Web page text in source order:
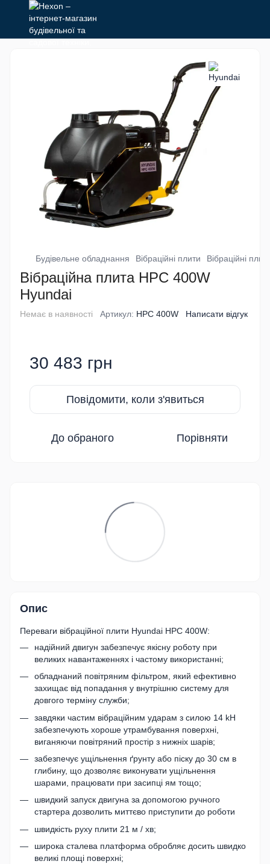
Будівельне обладнання Вібраційні плити Вібраційні
Вібраційна плита HPC 400W
Hyundai
Немає в наявності Артикул: HPC 400W Написати відгук
30 483 грн
Повідомити, коли з'явиться
До обраного Порівняти
Опис
Переваги вібраційної плити Hyundai HPC 400W:
надійний двигун забезпечує якісну роботу при
великих навантаженнях і частому використанні;
обладнаний повітряним фільтром, який ефективно
захищає від попадання у внутрішню систему для
довгого терміну служби;
завдяки частим вібраційним ударам з силою 14 kH
забезпечують хороше утрамбування поверхні,
виганяючи повітряний простір з нижніх шарів;
забезпечує ущільнення ґрунту або піску до 30 см в
глибину, що дозволяє виконувати ущільнення
шарами, працювати при засипці ям тощо;
швидкий запуск двигуна за допомогою ручного
стартера дозволить миттєво приступити до роботи
швидкість руху плити 21 м / хв;
широка сталева платформа обробляє досить швидко
великі площі поверхні;